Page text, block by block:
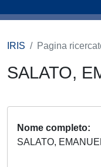
IRIS Pagina
SALATO,
Nome completo
SALATO,